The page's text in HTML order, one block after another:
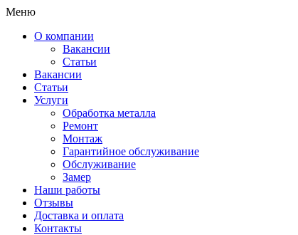
Меню
О компании
Вакансии
Статьи
Вакансии
Статьи
Услуги
Обработка металла
Ремонт
Монтаж
Гарантийное обслуживание
Обслуживание
Замер
Наши работы
Отзывы
Доставка и оплата
Контакты